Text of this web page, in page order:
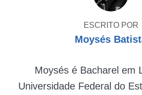
ESCRITO POR
Moysés
Moysés é Bacharel em
Universidade Federal do